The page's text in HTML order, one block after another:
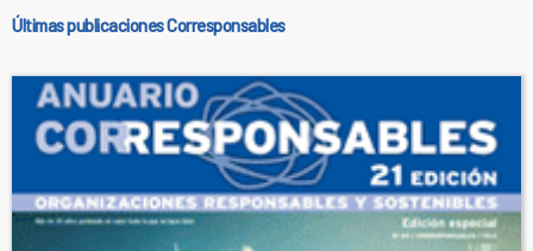
Últimas publicaciones Corresponsables